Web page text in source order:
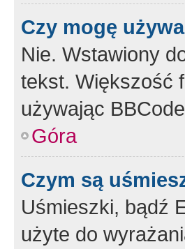
Czy mogę
Nie. Wstawiony
tekst. Większość
używając
Góra
Czym są
Uśmieszki, bądź
użyte do